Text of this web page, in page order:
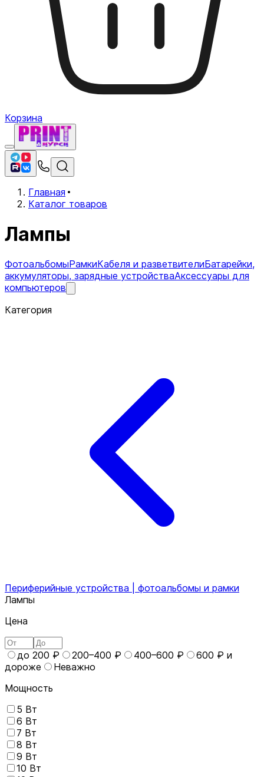
Корзина
Главная
Каталог товаров
Лампы
ФотоальбомыРамкиКабеля и разветвителиБатарейки,
аккумуляторы, зарядные устройстваАксессуары для
компьютеров
Категория
Периферийные устройства | фотоальбомы и рамки
Лампы
Цена
до 200 ₽ 200–400 ₽ 400–600 ₽
600 ₽ и
дороже
Неважно
Мощность
5 Вт
6 Вт
7 Вт
8 Вт
9 Вт
10 Вт